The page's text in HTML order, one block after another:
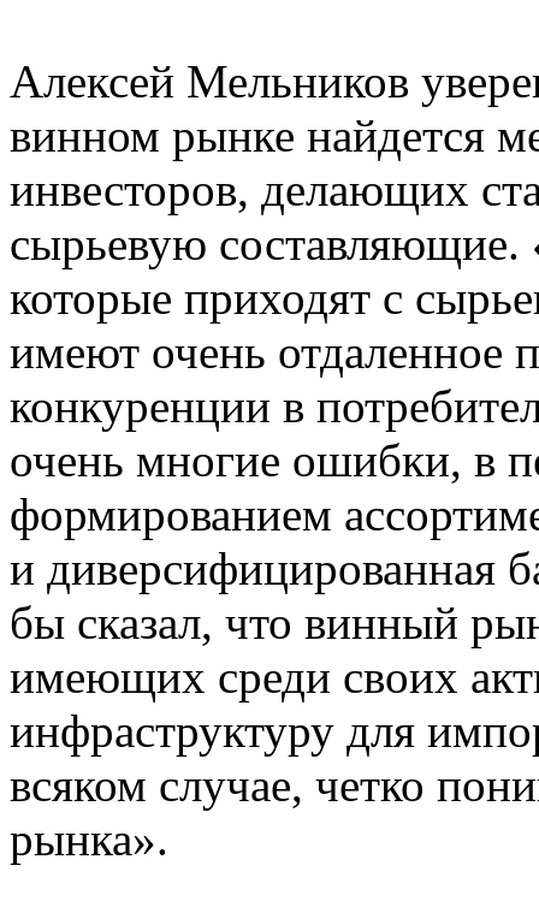
Алексей Мельников
винном рынке найдется
инвесторов, делающих
сырьевую
которые приходят с
имеют очень отдаленное
конкуренции в
очень многие ошибки, в
формированием
и диверсифицированная
бы сказал, что винный
имеющих среди своих
инфраструктуру для
всяком случае, четко
рынка».